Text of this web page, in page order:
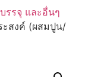
รรจุ และอื่นๆ
ะสงค์ (ผสมปูน/